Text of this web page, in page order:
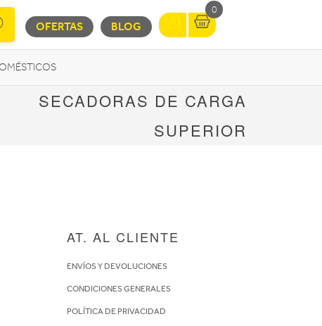
OFERTAS BLOG
0
INFORMÁTICA MOVILIDAD URBANA
SECADORAS DE CARGA
SUPERIOR
AT. AL CLIENTE
ENVÍOS Y DEVOLUCIONES
CONDICIONES GENERALES
POLÍTICA DE PRIVACIDAD